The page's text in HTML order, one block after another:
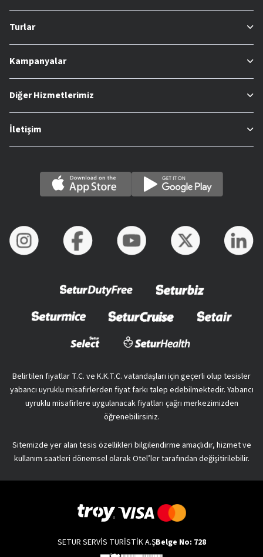
Turlar
Kampanyalar
Diğer Hizmetlerimiz
İletişim
Belirtilen fiyatlar T.C. ve K.K.T.C. vatandaşları için geçerli olup tesisler
yabancı uyruklu misafirlerden fiyat farkı talep edebilmektedir. Yabancı
uyruklu misafirlere uygulanacak fiyatları çağrı merkezimizden
öğrenebilirsiniz.
Sitemizde yer alan tesis özellikleri bilgilendirme amaçlıdır, hizmet ve
kullanım saatleri dönemsel olarak Otel’ler tarafından değişitirilebilir.
SETUR SERVİS TURİSTİK A.ŞBelge No: 728